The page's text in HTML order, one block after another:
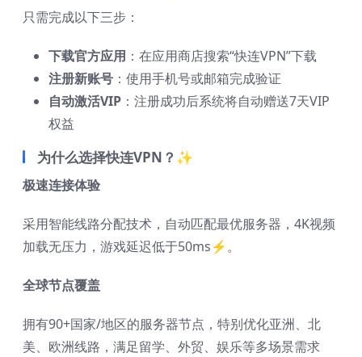
只需完成以下三步：
下载官方应用 ：在应用商店搜索“快连VPN”下载
注册新账号 ：使用手机号或邮箱完成验证
自动激活VIP ：注册成功后系统将自动赠送7天VIP
权益
为什么选择快连VPN？✨
极速连接体验
采用智能线路分配技术，自动匹配最优服务器，4K视频
加载无压力，游戏延迟低于50ms⚡。
全球节点覆盖
拥有90+国家/地区的服务器节点，特别优化亚洲、北
美、欧洲线路，满足留学、外贸、娱乐等多场景需求